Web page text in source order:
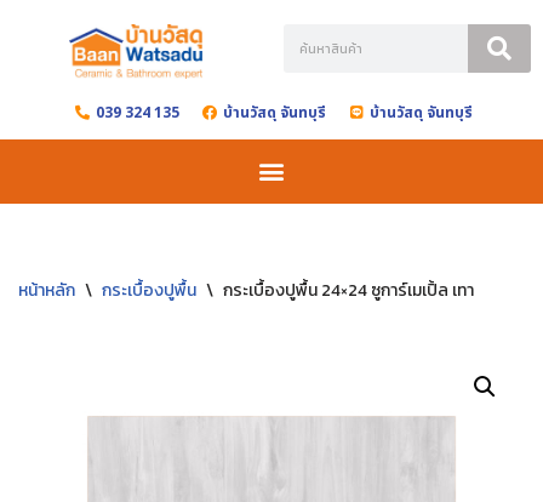
content 039 324 135 บ้านวัสดุ จันทบุรี บ้านวัสดุ จันทบุรี
หน้าหลัก \ กระเบื้องปูพื้น \ กระเบื้องปูพื้น 24×24 ซูการ์เมเปิ้ล เทา